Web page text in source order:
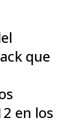
que
en los